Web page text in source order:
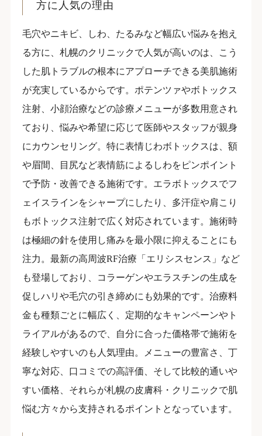
方に人気の理由
毛穴やニキビ、しわ、たるみなど幅広い悩みを抱え
る方に、札幌のクリニックで人気が高いのは、こう
した肌トラブルの根本にアプローチできる美肌施術
が充実しているからです。ポテンツァやボトックス
注射、小顔治療などの診療メニューが多数用意され
ており、悩みや希望に応じて医師やスタッフが親身
にカウンセリング。特に表情じわボトックスは、額
や眉間、目尻など表情筋によるしわをピンポイント
で予防・改善できる施術です。エラボトックスでフ
ェイスラインをシャープにしたり、多汗症や肩こり
もボトックス注射で広く対応されています。施術時
は極細の針を使用し痛みを最小限に抑えることにも
注力。最新の高周波RF治療「エリシスセンス」など
も登場しており、コラーゲンやエラスチンの生成を
促しハリや毛穴の引き締めにも効果的です。治療料
金も種類ごとに幅広く、定期的なキャンペーンやト
ライアルがあるので、自分に合った価格帯で施術を
経験しやすいのも人気理由。メニューの豊富さ、丁
寧な対応、口コミでの高評価、そして比較的通いや
すい価格、それらが札幌の皮膚科・クリニックで肌
悩む方々から支持されるポイントとなっています。